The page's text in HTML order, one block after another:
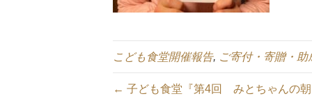
こども食堂開催報告, ご寄付・寄贈・助
← 子ども食堂『第4回 みとちゃんの朝